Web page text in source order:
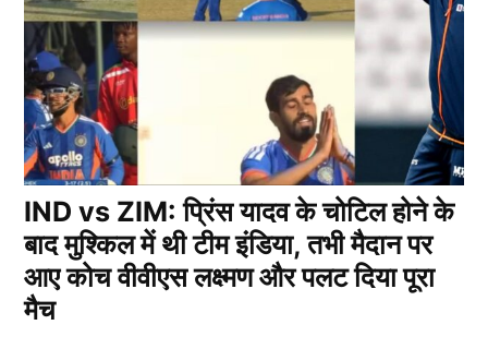
IND vs ZIM: प्रिंस यादव के चोटिल होने के
बाद मुश्किल में थी टीम इंडिया, तभी मैदान पर
आए कोच वीवीएस लक्ष्मण और पलट दिया पूरा
मैच